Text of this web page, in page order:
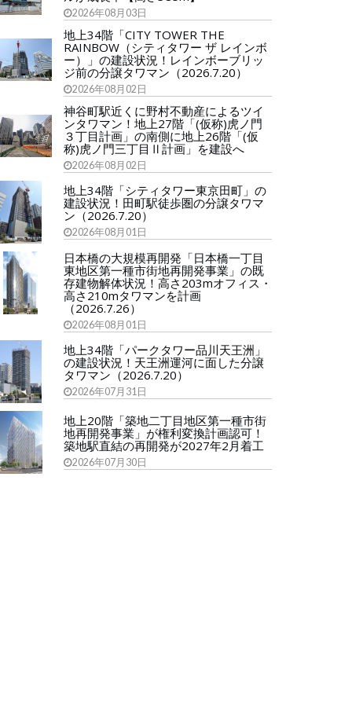
2026年08月03日
地上34階「CITY TOWER THE
RAINBOW（シティタワー ザ レインボ
ー）」の建設状況！レインボーブリッ
ジ前の分譲タワマン（2026.7.20）
2026年08月02日
神谷町駅近くに野村不動産によるツイ
ンタワマン！地上27階「(仮称)虎ノ門
３丁目計画」の南側に地上26階「(仮
称)虎ノ門三丁目Ⅱ計画」を建設へ
2026年08月02日
地上34階「シティタワー東京田町」の
建設状況！田町駅徒歩圏の分譲タワマ
ン（2026.7.20）
2026年08月01日
日本橋の大規模再開発「日本橋一丁目
東地区第一種市街地再開発事業」の既
存建物解体状況！高さ203mオフィス・
高さ210mタワマンを計画
（2026.7.26）
2026年08月01日
地上34階「パークタワー品川天王洲」
の建設状況！天王洲運河に面した分譲
タワマン（2026.7.20）
2026年07月31日
地上20階「築地二丁目地区第一種市街
地再開発事業」が権利変換計画認可！
築地駅直結の再開発が2027年2月着工
2026年07月30日